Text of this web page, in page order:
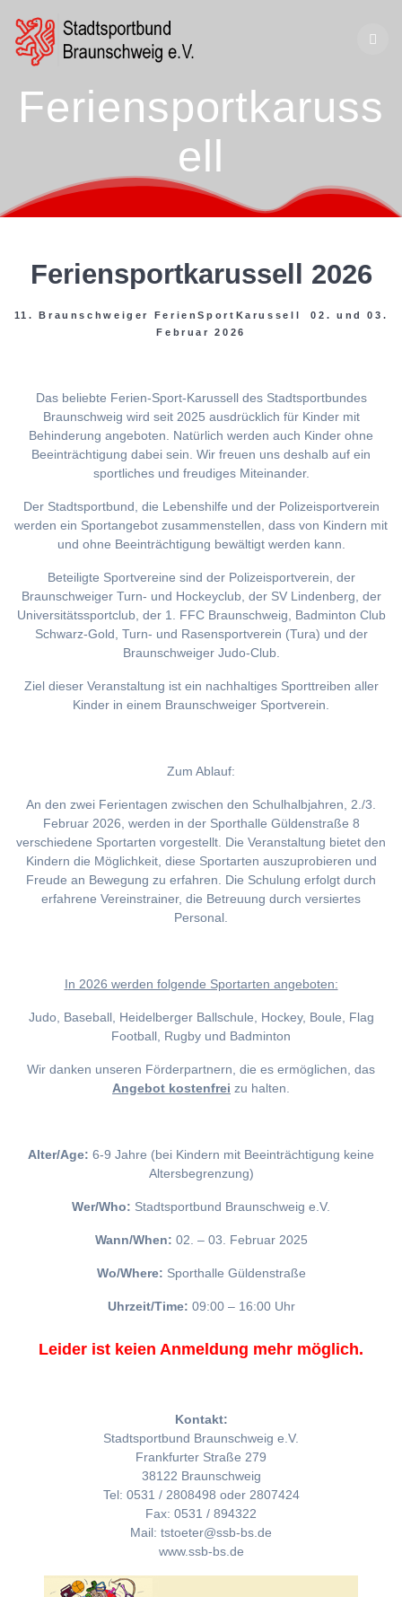
Feriensportkaruss
ell
Feriensportkarussell 2026
11. Braunschweiger FerienSportKarussell 02. und 03.
Februar 2026
Das beliebte Ferien-Sport-Karussell des Stadtsportbundes
Braunschweig wird seit 2025 ausdrücklich für Kinder mit
Behinderung angeboten. Natürlich werden auch Kinder ohne
Beeinträchtigung dabei sein. Wir freuen uns deshalb auf ein
sportliches und freudiges Miteinander.
Der Stadtsportbund, die Lebenshilfe und der Polizeisportverein
werden ein Sportangebot zusammenstellen, dass von Kindern mit
und ohne Beeinträchtigung bewältigt werden kann.
Beteiligte Sportvereine sind der Polizeisportverein, der
Braunschweiger Turn- und Hockeyclub, der SV Lindenberg, der
Universitätssportclub, der 1. FFC Braunschweig, Badminton Club
Schwarz-Gold, Turn- und Rasensportverein (Tura) und der
Braunschweiger Judo-Club.
Ziel dieser Veranstaltung ist ein nachhaltiges Sporttreiben aller
Kinder in einem Braunschweiger Sportverein.
Zum Ablauf:
An den zwei Ferientagen zwischen den Schulhalbjahren, 2./3.
Februar 2026, werden in der Sporthalle Güldenstraße 8
verschiedene Sportarten vorgestellt. Die Veranstaltung bietet den
Kindern die Möglichkeit, diese Sportarten auszuprobieren und
Freude an Bewegung zu erfahren. Die Schulung erfolgt durch
erfahrene Vereinstrainer, die Betreuung durch versiertes
Personal.
In 2026 werden folgende Sportarten angeboten:
Judo, Baseball, Heidelberger Ballschule, Hockey, Boule, Flag
Football, Rugby und Badminton
Wir danken unseren Förderpartnern, die es ermöglichen, das
Angebot kostenfrei zu halten.
Alter/Age: 6-9 Jahre (bei Kindern mit Beeinträchtigung keine
Altersbegrenzung)
Wer/Who: Stadtsportbund Braunschweig e.V.
Wann/When: 02. – 03. Februar 2025
Wo/Where: Sporthalle Güldenstraße
Uhrzeit/Time: 09:00 – 16:00 Uhr
Leider ist keien Anmeldung mehr möglich.
Kontakt:
Stadtsportbund Braunschweig e.V.
Frankfurter Straße 279
38122 Braunschweig
Tel: 0531 / 2808498 oder 2807424
Fax: 0531 / 894322
Mail: tstoeter@ssb-bs.de
www.ssb-bs.de